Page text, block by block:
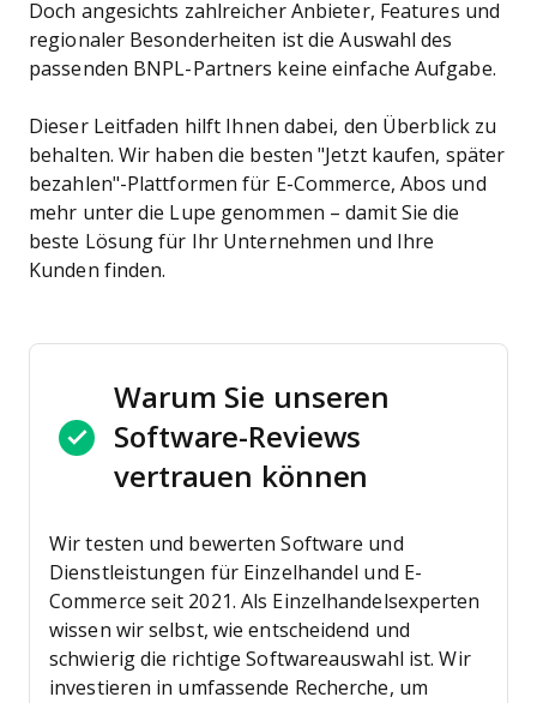
Doch angesichts zahlreicher Anbieter, Features und
regionaler Besonderheiten ist die Auswahl des
passenden BNPL-Partners keine einfache Aufgabe.
Dieser Leitfaden hilft Ihnen dabei, den Überblick zu
behalten. Wir haben die besten "Jetzt kaufen, später
bezahlen"-Plattformen für E-Commerce, Abos und
mehr unter die Lupe genommen – damit Sie die
beste Lösung für Ihr Unternehmen und Ihre
Kunden finden.
Warum Sie unseren
Software-Reviews
vertrauen können
Wir testen und bewerten Software und
Dienstleistungen für Einzelhandel und E-
Commerce seit 2021. Als Einzelhandelsexperten
wissen wir selbst, wie entscheidend und
schwierig die richtige Softwareauswahl ist. Wir
investieren in umfassende Recherche, um